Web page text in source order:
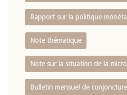
Rapport sur la politique
Note thématique
Note sur la situation de la
Bulletin mensuel de